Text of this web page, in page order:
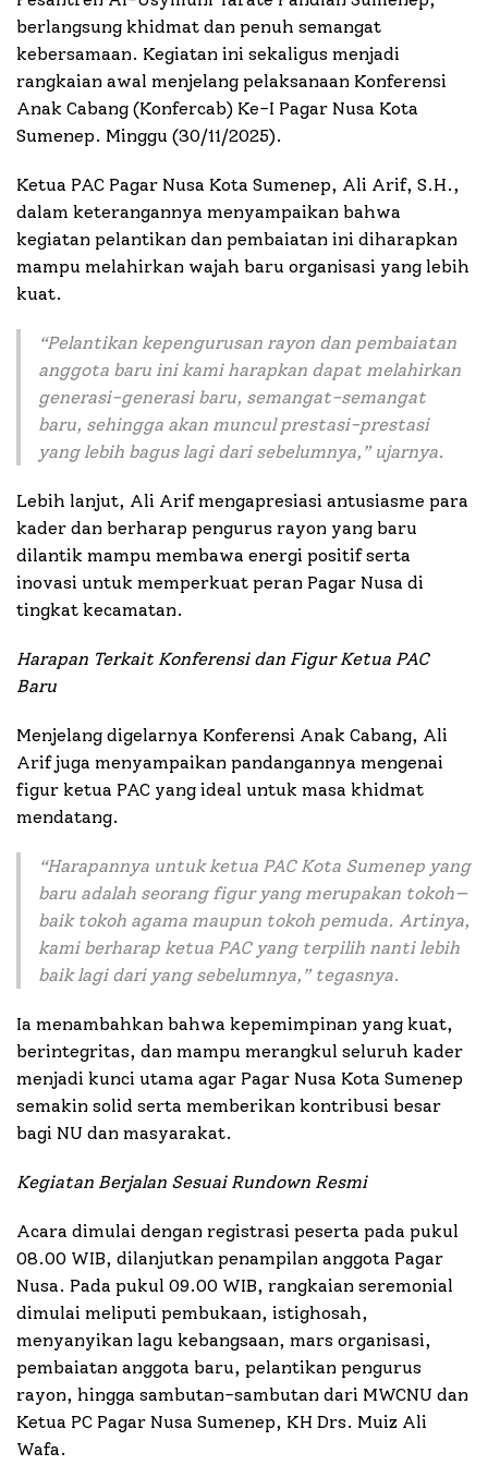
berlangsung khidmat dan penuh semangat
kebersamaan. Kegiatan ini sekaligus menjadi
rangkaian awal menjelang pelaksanaan Konferensi
Anak Cabang (Konfercab) Ke-I Pagar Nusa Kota
Sumenep. Minggu (30/11/2025).
Ketua PAC Pagar Nusa Kota Sumenep, Ali Arif, S.H.,
dalam keterangannya menyampaikan bahwa
kegiatan pelantikan dan pembaiatan ini diharapkan
mampu melahirkan wajah baru organisasi yang lebih
kuat.
“Pelantikan kepengurusan rayon dan pembaiatan
anggota baru ini kami harapkan dapat melahirkan
generasi-generasi baru, semangat-semangat
baru, sehingga akan muncul prestasi-prestasi
yang lebih bagus lagi dari sebelumnya,”ujarnya.
Lebih lanjut, Ali Arif mengapresiasi antusiasme para
kader dan berharap pengurus rayon yang baru
dilantik mampu membawa energi positif serta
inovasi untuk memperkuat peran Pagar Nusa di
tingkat kecamatan.
Harapan Terkait Konferensi dan Figur Ketua PAC
Baru
Menjelang digelarnya Konferensi Anak Cabang, Ali
Arif juga menyampaikan pandangannya mengenai
figur ketua PAC yang ideal untuk masa khidmat
mendatang.
“Harapannya untuk ketua PAC Kota Sumenep yang
baru adalah seorang figur yang merupakan tokoh—
baik tokoh agama maupun tokoh pemuda. Artinya,
kami berharap ketua PAC yang terpilih nanti lebih
baik lagi dari yang sebelumnya,” tegasnya.
Ia menambahkan bahwa kepemimpinan yang kuat,
berintegritas, dan mampu merangkul seluruh kader
menjadi kunci utama agar Pagar Nusa Kota Sumenep
semakin solid serta memberikan kontribusi besar
bagi NU dan masyarakat.
Kegiatan Berjalan Sesuai Rundown Resmi
Acara dimulai dengan registrasi peserta pada pukul
08.00 WIB, dilanjutkan penampilan anggota Pagar
Nusa. Pada pukul 09.00 WIB, rangkaian seremonial
dimulai meliputi pembukaan, istighosah,
menyanyikan lagu kebangsaan, mars organisasi,
pembaiatan anggota baru, pelantikan pengurus
rayon, hingga sambutan-sambutan dari MWCNU dan
Ketua PC Pagar Nusa Sumenep, KH Drs. Muiz Ali
Wafa.